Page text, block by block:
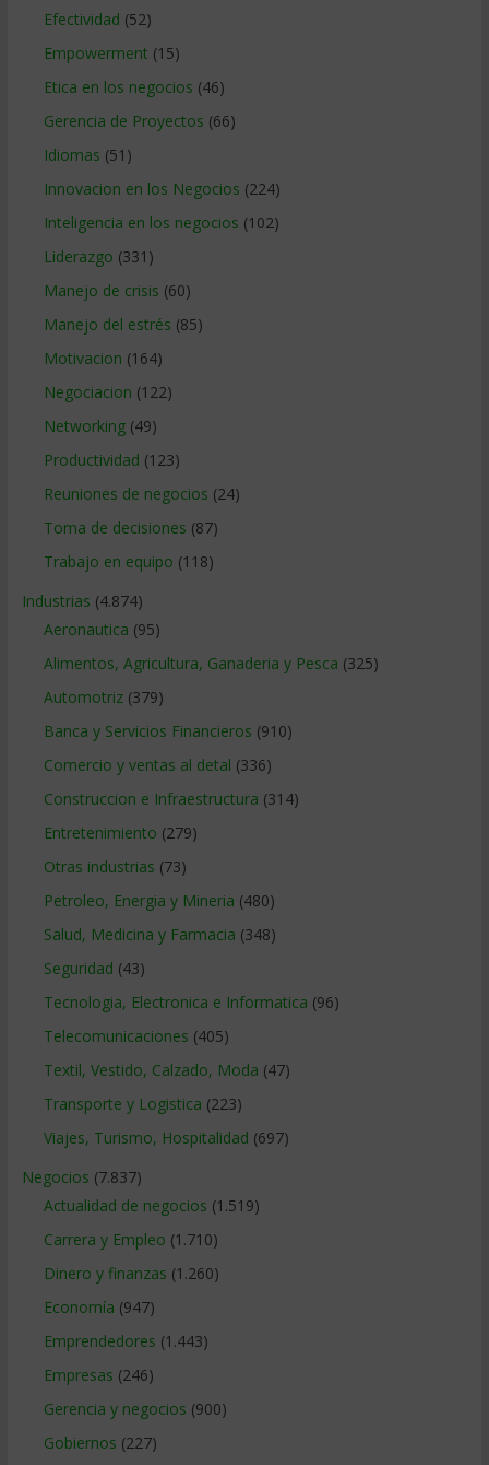
Efectividad (52)
Empowerment (15)
Etica en los negocios (46)
Gerencia de Proyectos (66)
Idiomas (51)
Innovacion en los Negocios (224)
Inteligencia en los negocios (102)
Liderazgo (331)
Manejo de crisis (60)
Manejo del estrés (85)
Motivacion (164)
Negociacion (122)
Networking(49)
Productividad (123)
Reuniones de negocios (24)
Toma de decisiones (87)
Trabajo en equipo (118)
Industrias (4.874)
Aeronautica (95)
Alimentos, Agricultura, Ganaderia y Pesca (325)
Automotriz(379)
Banca y Servicios Financieros (910)
Comercio y ventas al detal (336)
Construccion e Infraestructura (314)
Entretenimiento (279)
Otras industrias (73)
Petroleo, Energia y Mineria (480)
Salud, Medicina y Farmacia (348)
Seguridad (43)
Tecnologia, Electronica e Informatica (96)
Telecomunicaciones (405)
Textil, Vestido, Calzado, Moda (47)
Transporte y Logistica (223)
Viajes, Turismo, Hospitalidad (697)
Negocios (7.837)
Actualidad de negocios (1.519)
Carrera y Empleo (1.710)
Dinero y finanzas (1.260)
Economía (947)
Emprendedores (1.443)
Empresas (246)
Gerencia y negocios (900)
Gobiernos (227)